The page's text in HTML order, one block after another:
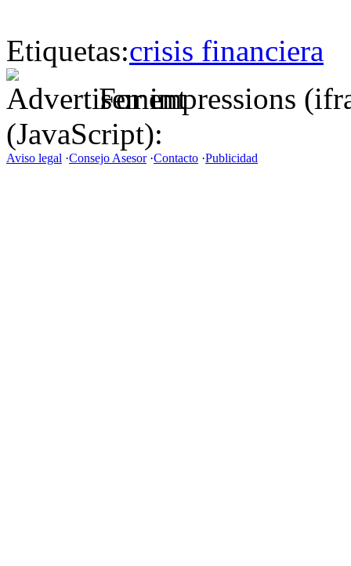
Etiquetas:crisis financiera
For impressions
(JavaScript):
Aviso legal ·Consejo Asesor·Contacto ·Publicidad